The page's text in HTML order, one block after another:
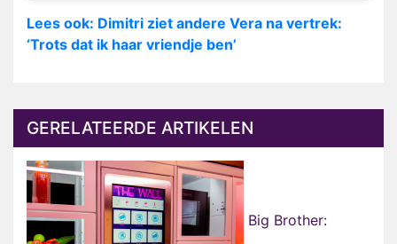
Lees ook: Dimitri ziet andere Vera na vertrek:
‘Trots dat ik haar vriendje ben’
GERELATEERDE ARTIKELEN
Big Brother: